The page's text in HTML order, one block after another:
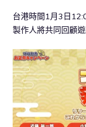
台港時間1月3日
製作人將共同回顧